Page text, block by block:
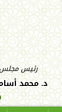
رئيس مجلس
د. محمد